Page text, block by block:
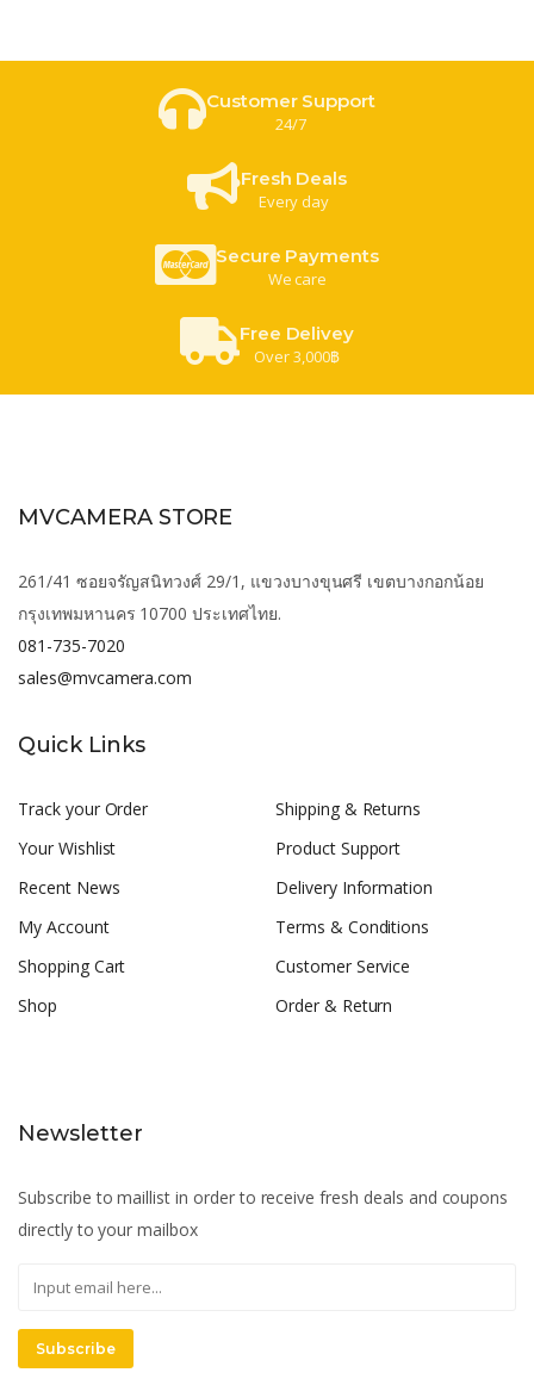
Customer Support
24/7
Fresh Deals
Every day
Secure Payments
We care
Free Delivey
Over 3,000฿
MVCAMERA STORE
261/41 ซอยจรัญสนิทวงศ์ 29/1, แขวงบางขุนศรี เขตบางกอกน้อย
กรุงเทพมหานคร 10700 ประเทศไทย.
081-735-7020
sales@mvcamera.com
Quick Links
Track your Order
Your Wishlist
Recent News
My Account
Shopping Cart
Shop
Shipping & Returns
Product Support
Delivery Information
Terms & Conditions
Customer Service
Order & Return
Newsletter
Subscribe to maillist in order to receive fresh deals and coupons
directly to your mailbox
Subscribe